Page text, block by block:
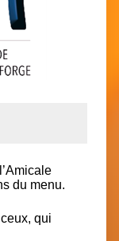
du menu.
qui